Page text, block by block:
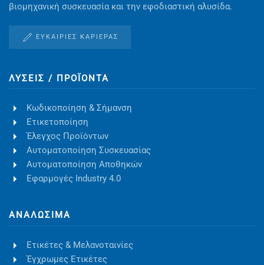
βιομηχανική συσκευασία και την εφοδιαστική αλυσίδα.
ΕΥΚΑΙΡΊΕΣ ΚΑΡΙΈΡΑΣ
ΛΎΣΕΙΣ / ΠΡΟΪΌΝΤΑ
Κωδικοποίηση & Σήμανση
Ετικετοποίηση
Έλεγχος Προϊόντων
Αυτοματοποίηση Συσκευασίας
Αυτοματοποίηση Αποθηκών
Εφαρμογές Industry 4.0
ΑΝΑΛΏΣΙΜΑ
Ετικέτες & Μελανοταινίες
Έγχρωμες Ετικέτες